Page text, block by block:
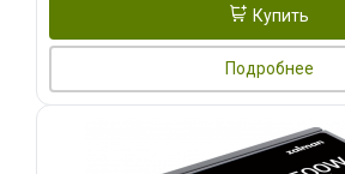
Купить
Подробнее